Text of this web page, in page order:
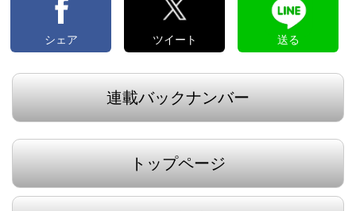
シェア ツイート 送る
連載バックナンバー
トップページ